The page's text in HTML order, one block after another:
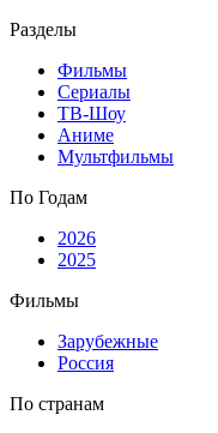
Разделы
Фильмы
Сериалы
ТВ-Шоу
Аниме
Мультфильмы
По Годам
2026
2025
Фильмы
Зарубежные
Россия
По странам